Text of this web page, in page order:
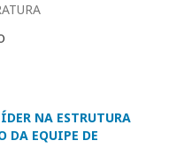
NA ESTRUTURA
DA EQUIPE DE